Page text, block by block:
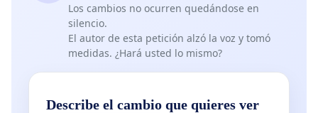
Los cambios no ocurren quedándose en
silencio.
El autor de esta petición alzó la voz y tomó
medidas. ¿Hará usted lo mismo?
Describe el cambio que quieres ver